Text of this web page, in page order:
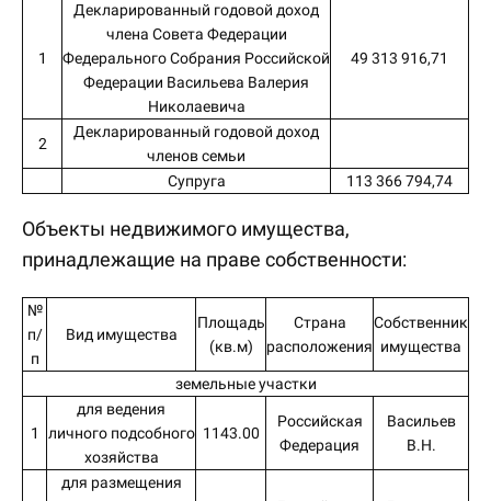
1
Декларированный годовой доход
члена Совета Федерации
Федерального Собрания Российской
Федерации Васильева Валерия
Николаевича
49 313 916,71
2
Декларированный годовой доход
членов семьи
Супруга
113 366 794,74
Объекты недвижимого имущества,
принадлежащие на праве собственности:
№
п/
п
Вид имущества
Площадь
(кв.м)
Страна
расположения
Собственник
имущества
земельные участки
1
для ведения
личного подсобного
хозяйства
1143.00
Российская
Федерация
Васильев
В.Н.
для размещения